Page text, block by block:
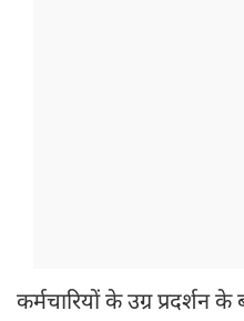
कर्मचारियों के उग्र प्रदर्शन